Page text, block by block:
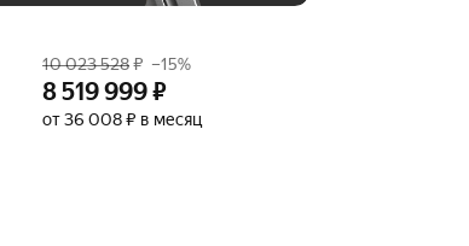
10 023 528₽ –15%
8 519 999₽
от 36 008 ₽ в месяц